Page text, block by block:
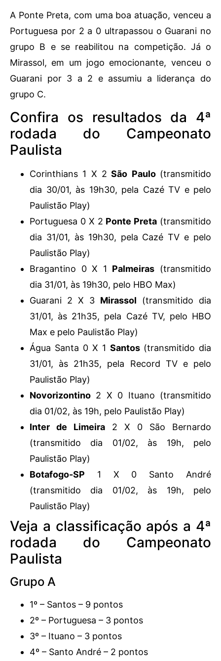
A Ponte Preta, com uma boa atuação, venceu a
Portuguesa por 2 a 0 ultrapassou o Guarani no
grupo B e se reabilitou na competição. Já o
Mirassol, em um jogo emocionante, venceu o
Guarani por 3 a 2 e assumiu a liderança do
grupo C.
Confira os resultados da 4ª
rodada do Campeonato
Paulista
Corinthians 1 X 2 São Paulo (transmitido
dia 30/01, às 19h30, pela Cazé TV e pelo
Paulistão Play)
Portuguesa 0 X 2 Ponte Preta (transmitido
dia 31/01, às 19h30, pela Cazé TV e pelo
Paulistão Play)
Bragantino 0 X 1 Palmeiras (transmitido
dia 31/01, às 19h30, pelo HBO Max)
Guarani 2 X 3 Mirassol (transmitido dia
31/01, às 21h35, pela Cazé TV, pelo HBO
Max e pelo Paulistão Play)
Água Santa 0 X 1 Santos (transmitido dia
31/01, às 21h35, pela Record TV e pelo
Paulistão Play)
Novorizontino 2 X 0 Ituano (transmitido
dia 01/02, às 19h, pelo Paulistão Play)
Inter de Limeira 2 X 0 São Bernardo
(transmitido dia 01/02, às 19h, pelo
Paulistão Play)
Botafogo-SP 1 X 0 Santo André
(transmitido dia 01/02, às 19h, pelo
Paulistão Play)
Veja a classificação após a 4ª
rodada do Campeonato
Paulista
Grupo A
1º – Santos – 9 pontos
2º – Portuguesa – 3 pontos
3º – Ituano – 3 pontos
4º – Santo André – 2 pontos